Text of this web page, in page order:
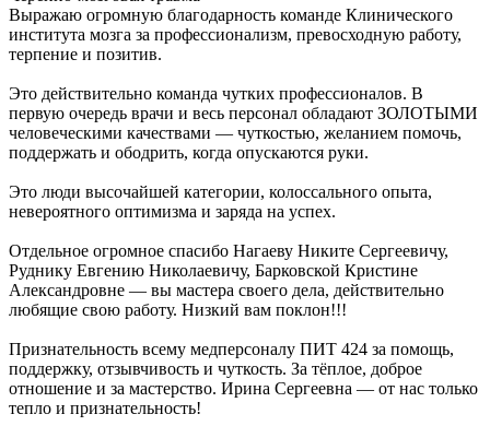
Выражаю огромную благодарность команде Клинического
института мозга за профессионализм, превосходную работу,
терпение и позитив.
Это действительно команда чутких профессионалов. В
первую очередь врачи и весь персонал обладают ЗОЛОТЫМИ
человеческими качествами — чуткостью, желанием помочь,
поддержать и ободрить, когда опускаются руки.
Это люди высочайшей категории, колоссального опыта,
невероятного оптимизма и заряда на успех.
Отдельное огромное спасибо Нагаеву Никите Сергеевичу,
Руднику Евгению Николаевичу, Барковской Кристине
Александровне — вы мастера своего дела, действительно
любящие свою работу. Низкий вам поклон!!!
Признательность всему медперсоналу ПИТ 424 за помощь,
поддержку, отзывчивость и чуткость. За тёплое, доброе
отношение и за мастерство. Ирина Сергеевна — от нас только
тепло и признательность!